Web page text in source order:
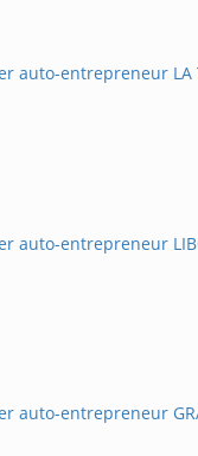
auto-entrepreneur LA
auto-entrepreneur
auto-entrepreneur